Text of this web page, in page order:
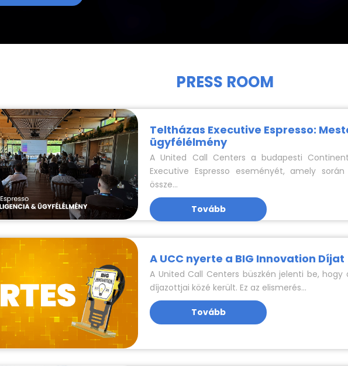
PRESS ROOM
Teltházas Executive Espresso:
ügyfélélmény
A United Call Centers a budapesti
Executive Espresso eseményét, amely
össze...
Tovább
A UCC nyerte a BIG Innovation Díjat
A United Call Centers büszkén jelenti be, hogy
díjazottjai közé került. Ez az elismerés...
Tovább